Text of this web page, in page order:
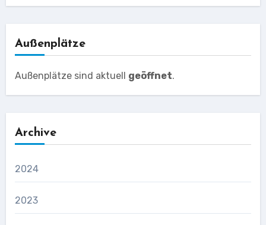
Außenplätze
Außenplätze sind aktuell geöffnet.
Archive
2024
2023